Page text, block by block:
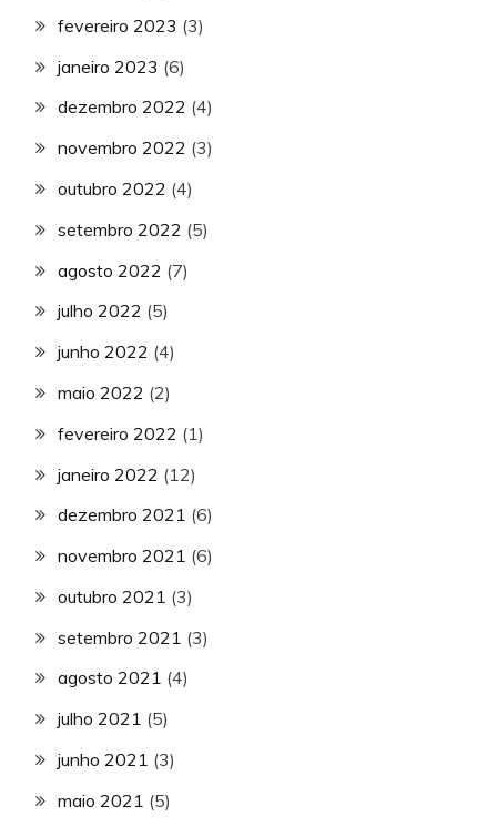
fevereiro 2023 (3)
janeiro 2023 (6)
dezembro 2022 (4)
novembro 2022 (3)
outubro 2022 (4)
setembro 2022 (5)
agosto 2022 (7)
julho 2022 (5)
junho 2022 (4)
maio 2022 (2)
fevereiro 2022 (1)
janeiro 2022 (12)
dezembro 2021 (6)
novembro 2021 (6)
outubro 2021 (3)
setembro 2021 (3)
agosto 2021 (4)
julho 2021 (5)
junho 2021 (3)
maio 2021 (5)